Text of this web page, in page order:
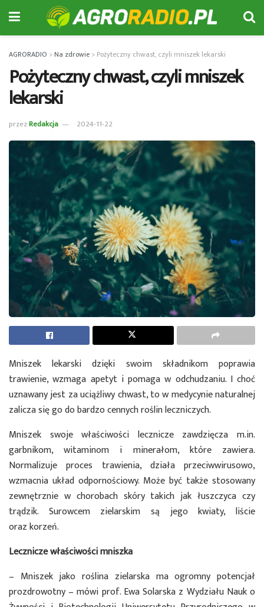
AGRORADIO >Na zdrowie > Pożyteczny chwast, czyli mniszek lekarski
Pożyteczny chwast, czyli mniszek
lekarski
przezRedakcja 2024-11-22
Mniszek lekarski dzięki swoim składnikom poprawia
trawienie, wzmaga apetyt i pomaga w odchudzaniu. I choć
uznawany jest za uciążliwy chwast, to w medycynie naturalnej
zalicza się go do bardzo cennych roślin leczniczych.
Mniszek swoje właściwości lecznicze zawdzięcza m.in.
garbnikom, witaminom i minerałom, które zawiera.
Normalizuje proces trawienia, działa przeciwwirusowo,
wzmacnia układ odpornościowy. Może być także stosowany
zewnętrznie w chorobach skóry takich jak łuszczyca czy
trądzik. Surowcem zielarskim są jego kwiaty, liście
oraz korzeń.
Lecznicze właściwości mniszka
– Mniszek jako roślina zielarska ma ogromny potencjał
prozdrowotny – mówi prof. Ewa Solarska z Wydziału Nauk o